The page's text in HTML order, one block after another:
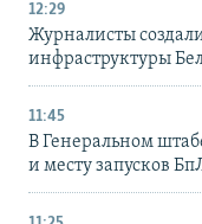
12:29
Журналисты
инфраструктуры
11:45
В Генеральном
и месту запусков